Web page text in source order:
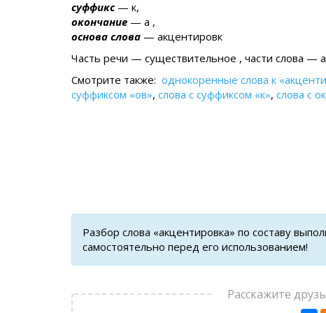
суффикс— к,
окончание — а ,
основа слова — акцентировк
Часть речи — существительное , части слова —
Смотрите также: однокоренные слова к
суффиксом «ов», слова с суффиксом «к», слова с
Разбор слова «акцентировка» по составу
самостоятельно перед его использованием!
Расскажите